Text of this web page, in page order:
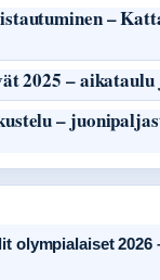
–
2025 –
–
olympialaiset 2026